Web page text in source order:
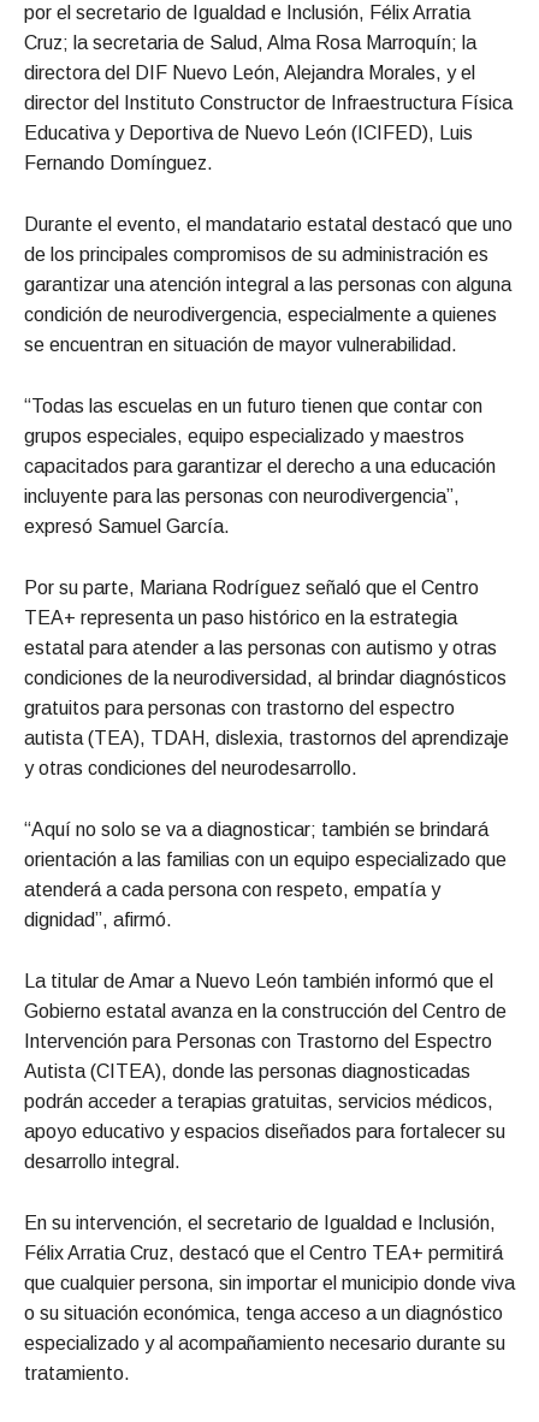
por el secretario de Igualdad e Inclusión, Félix Arratia
Cruz; la secretaria de Salud, Alma Rosa Marroquín; la
directora del DIF Nuevo León, Alejandra Morales, y el
director del Instituto Constructor de Infraestructura Física
Educativa y Deportiva de Nuevo León (ICIFED), Luis
Fernando Domínguez.
Durante el evento, el mandatario estatal destacó que uno
de los principales compromisos de su administración es
garantizar una atención integral a las personas con alguna
condición de neurodivergencia, especialmente a quienes
se encuentran en situación de mayor vulnerabilidad.
“Todas las escuelas en un futuro tienen que contar con
grupos especiales, equipo especializado y maestros
capacitados para garantizar el derecho a una educación
incluyente para las personas con neurodivergencia”,
expresó Samuel García.
Por su parte, Mariana Rodríguez señaló que el Centro
TEA+ representa un paso histórico en la estrategia
estatal para atender a las personas con autismo y otras
condiciones de la neurodiversidad, al brindar diagnósticos
gratuitos para personas con trastorno del espectro
autista (TEA), TDAH, dislexia, trastornos del aprendizaje
y otras condiciones del neurodesarrollo.
“Aquí no solo se va a diagnosticar; también se brindará
orientación a las familias con un equipo especializado que
atenderá a cada persona con respeto, empatía y
dignidad”, afirmó.
La titular de Amar a Nuevo León también informó que el
Gobierno estatal avanza en la construcción del Centro de
Intervención para Personas con Trastorno del Espectro
Autista (CITEA), donde las personas diagnosticadas
podrán acceder a terapias gratuitas, servicios médicos,
apoyo educativo y espacios diseñados para fortalecer su
desarrollo integral.
En su intervención, el secretario de Igualdad e Inclusión,
Félix Arratia Cruz, destacó que el Centro TEA+ permitirá
que cualquier persona, sin importar el municipio donde viva
o su situación económica, tenga acceso a un diagnóstico
especializado y al acompañamiento necesario durante su
tratamiento.